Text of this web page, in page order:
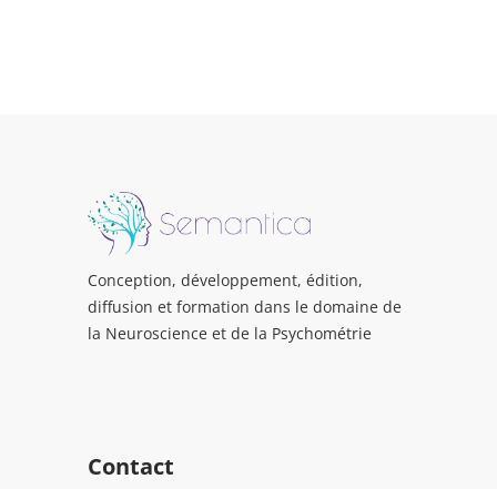
Conception, développement, édition,
diffusion et formation dans le domaine de
la Neuroscience et de la Psychométrie
Contact